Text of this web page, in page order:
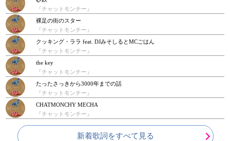
『チャットモンチー』
裸足の街のスター
『チャットモンチー』
クッキング・ララ feat. DJみそしるとMCごはん
『チャットモンチー』
the key
『チャットモンチー』
たったさっきから3000年までの話
『チャットモンチー』
CHATMONCHY MECHA
『チャットモンチー』
新着歌詞をすべて見る